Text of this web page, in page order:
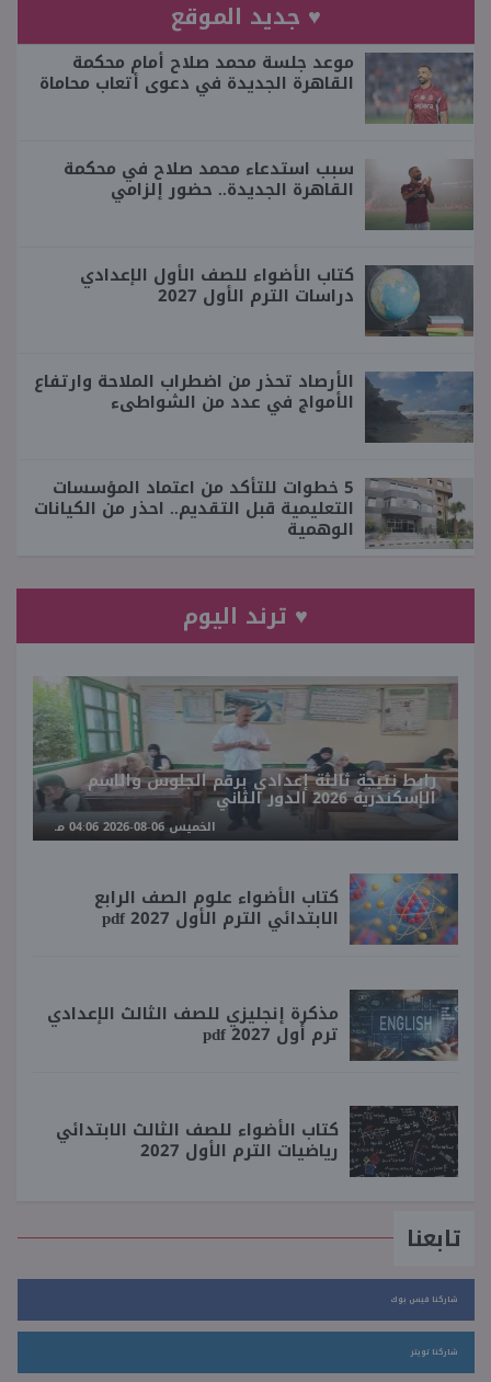
♥ جديد الموقع
موعد جلسة محمد صلاح أمام محكمة
القاهرة الجديدة في دعوى أتعاب محاماة
سبب استدعاء محمد صلاح في محكمة
القاهرة الجديدة.. حضور إلزامي
كتاب الأضواء للصف الأول الإعدادي
دراسات الترم الأول 2027
الأرصاد تحذر من اضطراب الملاحة وارتفاع
الأمواج في عدد من الشواطىء
5 خطوات للتأكد من اعتماد المؤسسات
التعليمية قبل التقديم.. احذر من الكيانات
الوهمية
♥ ترند اليوم
رابط نتيجة ثالثة إعدادي برقم الجلوس والاسم
الإسكندرية 2026 الدور الثاني
الخميس 06-08-2026 04:06 مـ
كتاب الأضواء علوم الصف الرابع
الابتدائي الترم الأول 2027 pdf
مذكرة إنجليزي للصف الثالث الإعدادي
ترم أول 2027 pdf
كتاب الأضواء للصف الثالث الابتدائي
رياضيات الترم الأول 2027
تابعنا
شاركنا فيس بوك
شاركنا تويتر